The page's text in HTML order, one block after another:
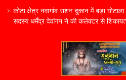
कोटा क्षेत्र नवागांव राशन दुकान में बड़ा
सदस्य धर्मेंद्र देवांगन ने की कलेक्टर से